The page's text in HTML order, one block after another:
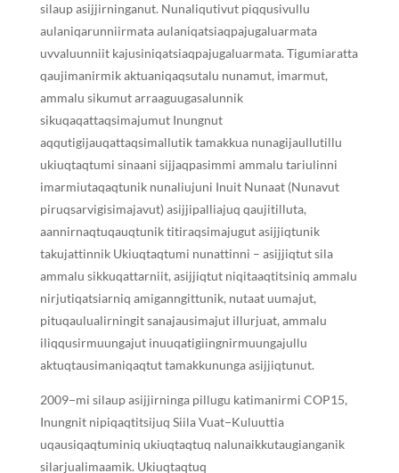
silaup asijjirninganut. Nunaliqutivut piqqusivullu
aulaniqarunniirmata aulaniqatsiaqpajugaluarmata
uvvaluunniit kajusiniqatsiaqpajugaluarmata. Tigumiaratta
qaujimanirmik aktuaniqaqsutalu nunamut, imarmut,
ammalu sikumut arraaguugasalunnik
sikuqaqattaqsimajumut Inungnut
aqqutigijauqattaqsimallutik tamakkua nunagijaullutillu
ukiuqtaqtumi sinaani sijjaqpasimmi ammalu tariulinni
imarmiutaqaqtunik nunaliujuni Inuit Nunaat (Nunavut
piruqsarvigisimajavut) asijjipalliajuq qaujitilluta,
aannirnaqtuqauqtunik titiraqsimajugut asijjiqtunik
takujattinnik Ukiuqtaqtumi nunattinni – asijjiqtut sila
ammalu sikkuqattarniit, asijjiqtut niqitaaqtitsiniq ammalu
nirjutiqatsiarniq amiganngittunik, nutaat uumajut,
pituqaulualirningit sanajausimajut illurjuat, ammalu
iliqqusirmuungajut inuuqatigiingnirmuungajullu
aktuqtausimaniqaqtut tamakkununga asijjiqtunut.
2009−mi silaup asijjirninga pillugu katimanirmi COP15,
Inungnit nipiqaqtitsijuq Siila Vuat−Kuluuttia
uqausiqaqtuminiq ukiuqtaqtuq nalunaikkutaugianganik
silarjualimaamik. Ukiuqtaqtuq